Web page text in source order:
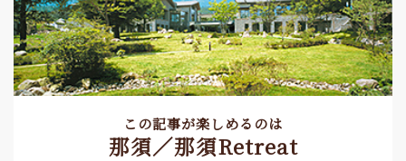
この記事が楽しめるのは
那須／那須Retreat